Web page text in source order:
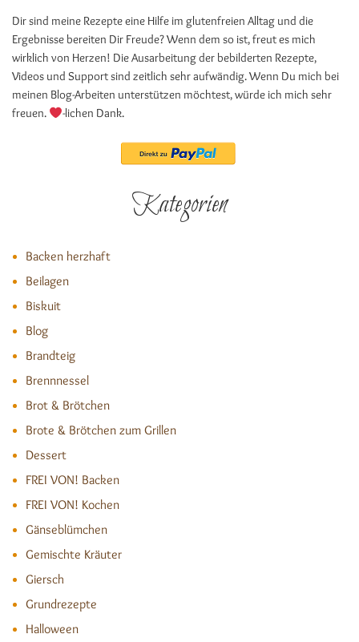
Dir sind meine Rezepte eine Hilfe im glutenfreien Alltag und die
Ergebnisse bereiten Dir Freude? Wenn dem so ist, freut es mich
wirklich von Herzen! Die Ausarbeitung der bebilderten Rezepte,
Videos und Support sind zeitlich sehr aufwändig. Wenn Du mich bei
meinen Blog-Arbeiten unterstützen möchtest, würde ich mich sehr
freuen.
-lichen Dank.
Kategorien
Backen herzhaft
Beilagen
Biskuit
Blog
Brandteig
Brennnessel
Brot & Brötchen
Brote & Brötchen zum Grillen
Dessert
FREI VON! Backen
FREI VON! Kochen
Gänseblümchen
Gemischte Kräuter
Giersch
Grundrezepte
Halloween